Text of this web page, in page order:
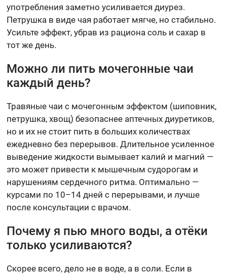
употребления заметно усиливается диурез.
Петрушка в виде чая работает мягче, но стабильно.
Усильте эффект, убрав из рациона соль и сахар в
тот же день.
Можно ли пить мочегонные чаи
каждый день?
Травяные чаи с мочегонным эффектом (шиповник,
петрушка, хвощ) безопаснее аптечных диуретиков,
но и их не стоит пить в больших количествах
ежедневно без перерывов. Длительное усиленное
выведение жидкости вымывает калий и магний —
это может привести к мышечным судорогам и
нарушениям сердечного ритма. Оптимально —
курсами по 10–14 дней с перерывами, и лучше
после консультации с врачом.
Почему я пью много воды, а отёки
только усиливаются?
Скорее всего, дело не в воде, а в соли. Если в